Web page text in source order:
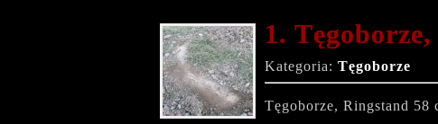
1.
Kategoria: Tęgoborze
Tęgoborze, Ringstand 58